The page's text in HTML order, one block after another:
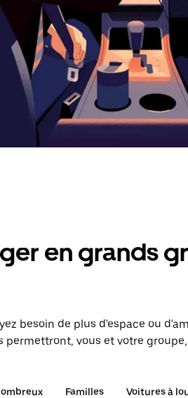
en grands
besoin de plus d'espace ou
permettront, vous et votre
Familles Voitures à